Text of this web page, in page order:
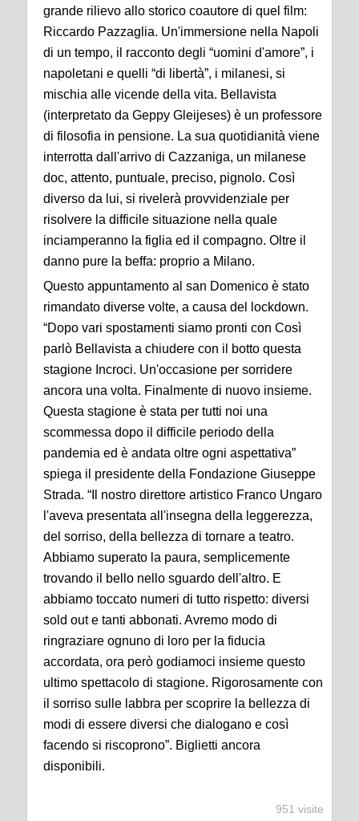
grande rilievo allo storico coautore di quel film:
Riccardo Pazzaglia. Un'immersione nella Napoli
di un tempo, il racconto degli “uomini d'amore”, i
napoletani e quelli “di libertà”, i milanesi, si
mischia alle vicende della vita. Bellavista
(interpretato da Geppy Gleijeses) è un professore
di filosofia in pensione. La sua quotidianità viene
interrotta dall'arrivo di Cazzaniga, un milanese
doc, attento, puntuale, preciso, pignolo. Così
diverso da lui, si rivelerà provvidenziale per
risolvere la difficile situazione nella quale
inciamperanno la figlia ed il compagno. Oltre il
danno pure la beffa: proprio a Milano.
Questo appuntamento al san Domenico è stato
rimandato diverse volte, a causa del lockdown.
“Dopo vari spostamenti siamo pronti con Così
parlò Bellavista a chiudere con il botto questa
stagione Incroci. Un'occasione per sorridere
ancora una volta. Finalmente di nuovo insieme.
Questa stagione è stata per tutti noi una
scommessa dopo il difficile periodo della
pandemia ed è andata oltre ogni aspettativa”
spiega il presidente della Fondazione Giuseppe
Strada. “ Il nostro direttore artistico Franco Ungaro
l'aveva presentata all'insegna della leggerezza,
del sorriso, della bellezza di tornare a teatro.
Abbiamo superato la paura, semplicemente
trovando il bello nello sguardo dell'altro. E
abbiamo toccato numeri di tutto rispetto: diversi
sold oute tanti abbonati. Avremo modo di
ringraziare ognuno di loro per la fiducia
accordata, ora però godiamoci insieme questo
ultimo spettacolo di stagione. Rigorosamente con
il sorriso sulle labbra per scoprire la bellezza di
modi di essere diversi che dialogano e così
facendo si riscoprono”. Biglietti ancora
disponibili.
951 visite